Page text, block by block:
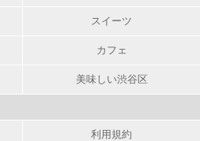
スイーツ
カフェ
美味しい渋谷区
利用規約